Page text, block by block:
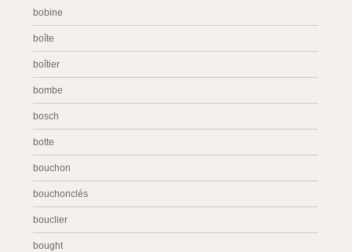
bobine
boîte
boîtier
bombe
bosch
botte
bouchon
bouchonclés
bouclier
bought